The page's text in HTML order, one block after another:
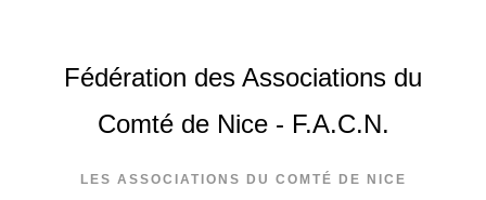
Fédération des Associations du
Comté de Nice - F.A.C.N.
LES ASSOCIATIONS DU COMTÉ DE NICE